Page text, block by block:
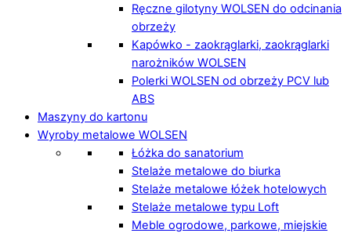
Ręczne gilotyny WOLSEN do odcinania
obrzeży
Kapówko - zaokrąglarki, zaokrąglarki
narożników WOLSEN
Polerki WOLSEN od obrzeży PCV lub
ABS
Maszyny do kartonu
Wyroby metalowe WOLSEN
Łóżka do sanatorium
Stelaże metalowe do biurka
Stelaże metalowe łóżek hotelowych
Stelaże metalowe typu Loft
Meble ogrodowe, parkowe, miejskie